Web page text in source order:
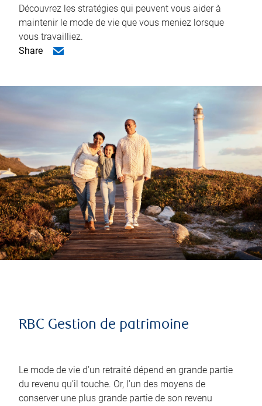
Découvrez les stratégies qui peuvent vous aider à
maintenir le mode de vie que vous meniez lorsque
vous travailliez.
Share
RBC Gestion de patrimoine
Le mode de vie d’un retraité dépend en grande partie
du revenu qu’il touche. Or, l’un des moyens de
conserver une plus grande partie de son revenu